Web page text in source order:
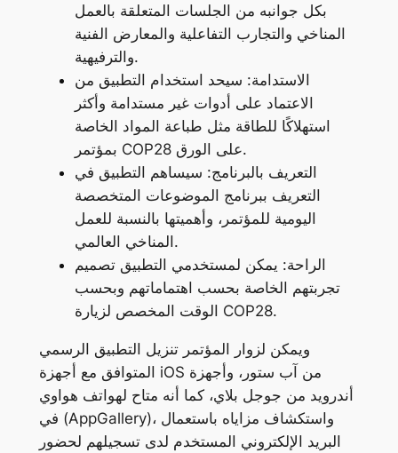
بكل جوانبه من الجلسات المتعلقة بالعمل
المناخي والتجارب التفاعلية والمعارض الفنية
والترفيهية.
الاستدامة: سيحد استخدام التطبيق من
الاعتماد على أدوات غير مستدامة وأكثر
استهلاكًا للطاقة مثل طباعة المواد الخاصة
بمؤتمر COP28 على الورق.
التعريف بالبرنامج: سيساهم التطبيق في
التعريف ببرنامج الموضوعات المتخصصة
اليومية للمؤتمر، وأهميتها بالنسبة للعمل
المناخي العالمي.
الراحة: يمكن لمستخدمي التطبيق تصميم
تجربتهم الخاصة بحسب اهتماماتهم وبحسب
الوقت المخصص لزيارة COP28.
ويمكن لزوار المؤتمر تنزيل التطبيق الرسمي
المتوافق مع أجهزة iOS من آب ستور، وأجهزة
أندرويد من جوجل بلاي، كما أنه متاح لهواتف هواوي
في (AppGallery)، واستكشاف مزاياه باستعمال
البريد الإلكتروني المستخدم لدى تسجيلهم لحضور